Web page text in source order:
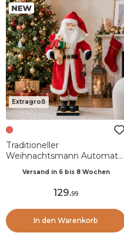
Extragroß
Traditioneller
Weihnachtsmann Automat
und Leuchtlaterne
Versand in 6 bis 8 Wochen
129.99
In den Warenkorb